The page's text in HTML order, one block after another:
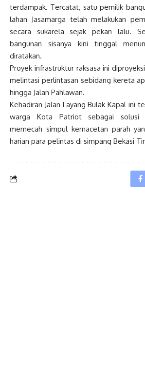
terdampak. Tercatat, satu pemilik
lahan Jasamarga telah melakukan
secara sukarela sejak pekan lalu.
bangunan sisanya kini tinggal
diratakan.
Proyek infrastruktur raksasa ini
melintasi perlintasan sebidang kereta
hingga Jalan Pahlawan.
Kehadiran Jalan Layang Bulak Kapal ini
warga Kota Patriot sebagai solusi
memecah simpul kemacetan parah
harian para pelintas di simpang Bekasi